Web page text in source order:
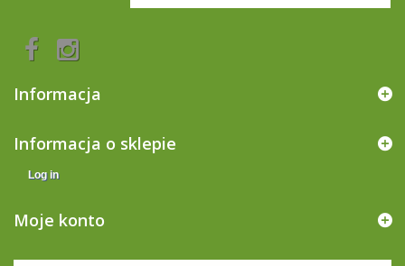
Informacja
Informacja o sklepie
Log in
Moje konto